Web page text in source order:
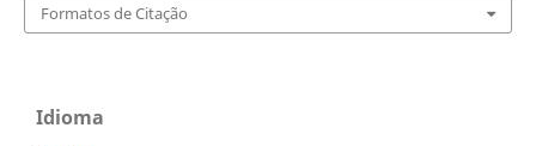
Formatos de Citação
Idioma